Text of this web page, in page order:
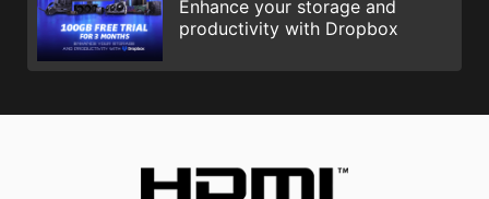
Enhance your storage and
productivity with Dropbox